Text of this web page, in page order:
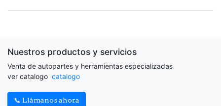
Nuestros productos y servicios
Venta de autopartes y herramientas especializadas
ver catalogo catalogo
📞 Llámanos ahora